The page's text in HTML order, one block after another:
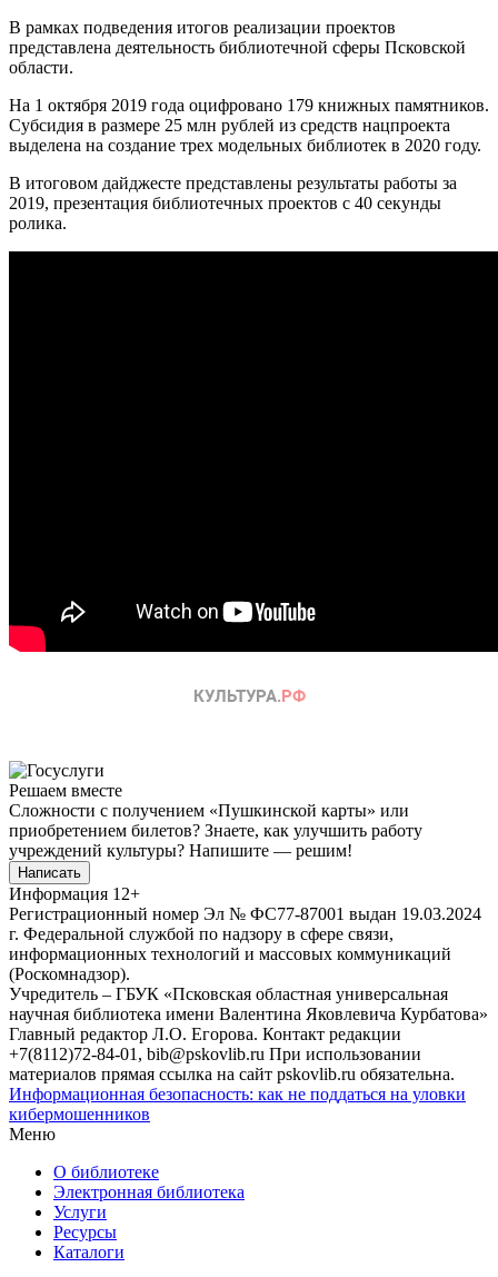
В рамках подведения итогов реализации проектов
представлена деятельность библиотечной сферы Псковской
области.
На 1 октября 2019 года оцифровано 179 книжных памятников.
Субсидия в размере 25 млн рублей из средств нацпроекта
выделена на создание трех модельных библиотек в 2020 году.
В итоговом дайджесте представлены результаты работы за
2019, презентация библиотечных проектов с 40 секунды
ролика.
Решаем вместе
Сложности с получением «Пушкинской карты» или
приобретением билетов? Знаете, как улучшить работу
учреждений культуры? Напишите — решим!
Написать
Информация 12+
Регистрационный номер Эл № ФС77-87001 выдан 19.03.2024
г. Федеральной службой по надзору в сфере связи,
информационных технологий и массовых коммуникаций
(Роскомнадзор).
Учредитель – ГБУК «Псковская областная универсальная
научная библиотека имени Валентина Яковлевича Курбатова»
Главный редактор Л.О. Егорова. Контакт редакции
+7(8112)72-84-01, bib@pskovlib.ru При использовании
материалов прямая ссылка на сайт pskovlib.ru обязательна.
Информационная безопасность: как не поддаться на уловки
кибермошенников
Меню
О библиотеке
Электронная библиотека
Услуги
Ресурсы
Каталоги